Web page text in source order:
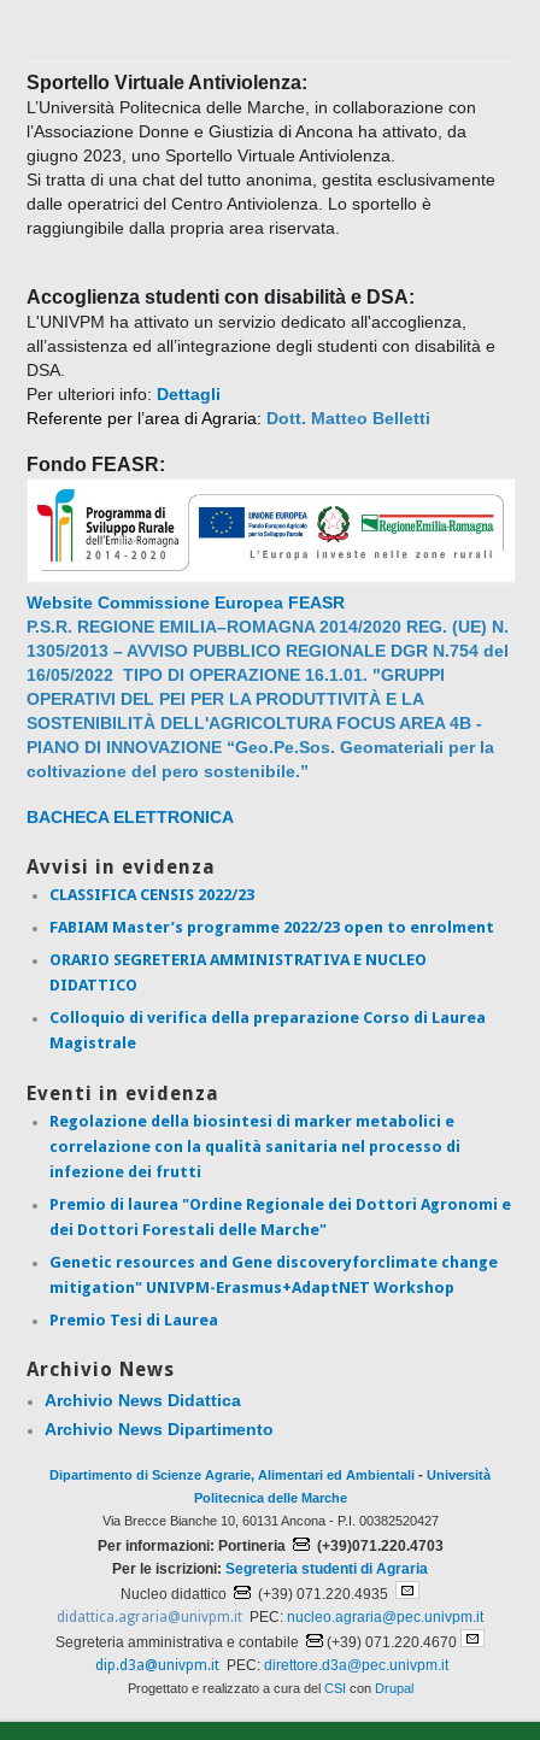
Sportello Virtuale Antiviolenza:
L’Università Politecnica delle Marche, in collaborazione con
l’Associazione Donne e Giustizia di Ancona ha attivato, da
giugno 2023, uno Sportello Virtuale Antiviolenza.
Si tratta di una chat del tutto anonima, gestita esclusivamente
dalle operatrici del Centro Antiviolenza. Lo sportello è
raggiungibile dalla propria area riservata.
Accoglienza studenti con disabilità e DSA:
L'UNIVPM ha attivato un servizio dedicato all'accoglienza,
all’assistenza ed all’integrazione degli studenti con disabilità e
DSA.
Per ulteriori info: Dettagli
Referente per l’area di Agraria: Dott. Matteo Belletti
Fondo FEASR:
Website Commissione Europea ­FEASR
P.S.R. REGIONE EMILIA–ROMAGNA 2014/2020 REG. (UE) N.
1305/2013 – AVVISO PUBBLICO REGIONALE DGR N.754 del
16/05/2022 TIPO DI OPERAZIONE 16.1.01. "GRUPPI
OPERATIVI DEL PEI PER LA PRODUTTIVITÀ E LA
SOSTENIBILITÀ DELL'AGRICOLTURA FOCUS AREA 4B -
PIANO DI INNOVAZIONE “Geo.Pe.Sos. Geomateriali per la
coltivazione del pero sostenibile.”
BACHECA ELETTRONICA
Avvisi in evidenza
CLASSIFICA CENSIS 2022/23
FABIAM Master’s programme 2022/23 open to enrolment
ORARIO SEGRETERIA AMMINISTRATIVA E NUCLEO
DIDATTICO
Colloquio di verifica della preparazione Corso di Laurea
Magistrale
Eventi in evidenza
Regolazione della biosintesi di marker metabolici e
correlazione con la qualità sanitaria nel processo di
infezione dei frutti
Premio di laurea "Ordine Regionale dei Dottori Agronomi e
dei Dottori Forestali delle Marche"
Genetic resources and Gene discoveryforclimate change
mitigation" UNIVPM-Erasmus+AdaptNET Workshop
Premio Tesi di Laurea
Archivio News
Archivio News Didattica
Archivio News Dipartimento
Dipartimento di Scienze Agrarie, Alimentari ed Ambientali - Università
Politecnica delle Marche
Via Brecce Bianche 10, 60131 Ancona - P.I. 00382520427
Per informazioni: Portineria
(+39)071.220.4703
Per le iscrizioni: Segreteria studenti di Agraria
Nucleo didattico
(+39) 071.220.4935
didattica.agraria@univpm.it PEC: nucleo.agraria@pec.univpm.it
Segreteria amministrativa e contabile
(+39) 071.220.4670
dip.d3a@univpm.it PEC: direttore.d3a@pec.univpm.it
Progettato e realizzato a cura del CSI con Drupal